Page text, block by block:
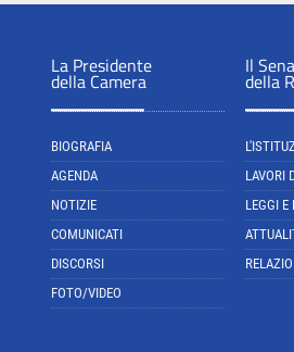
La Presidente
della Camera
BIOGRAFIA
AGENDA
NOTIZIE
COMUNICATI
DISCORSI
FOTO/VIDEO
Il
della
LAVORI
LEGGI E